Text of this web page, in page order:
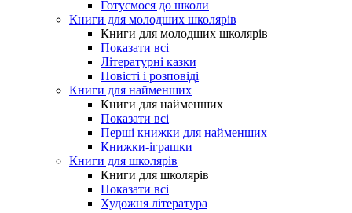
Готуємося до школи
Книги для молодших школярів
Книги для молодших школярів
Показати всі
Літературні казки
Повісті і розповіді
Книги для найменших
Книги для найменших
Показати всі
Перші книжки для найменших
Книжки-іграшки
Книги для школярів
Книги для школярів
Показати всі
Художня література